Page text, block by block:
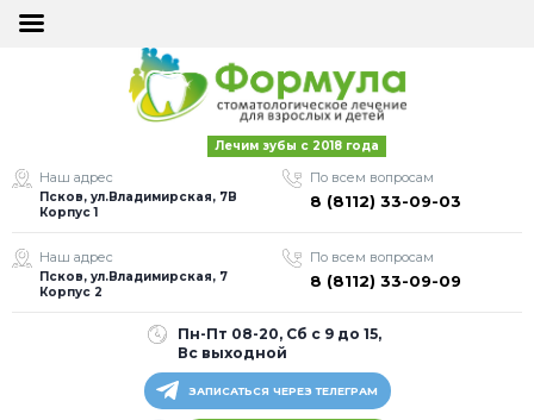
ОСТАВИТЬ
ЗАЯВКУ
Я согласен на
обработку моих
персональных
данных
Лечим зубы с 2018 года
Наш адрес
Псков, ул.Владимирская, 7В
Корпус 1
По всем вопросам
8 (8112) 33-09-03
Наш адрес
Псков, ул.Владимирская, 7
Корпус 2
По всем вопросам
8 (8112) 33-09-09
Пн-Пт 08-20, Сб с 9 до 15,
Вс выходной
ЗАПИСАТЬСЯ ЧЕРЕЗ ТЕЛЕГРАМ
ОСТАВИТЬ
ЗАЯВКУ
Я согласен на
обработку моих
персональных
данных